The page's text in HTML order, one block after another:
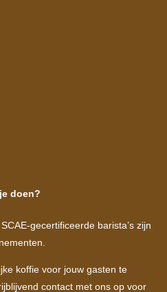
doen?
gecertificeerde barista’s zijn
koffie voor jouw gasten te
contact met ons op voor